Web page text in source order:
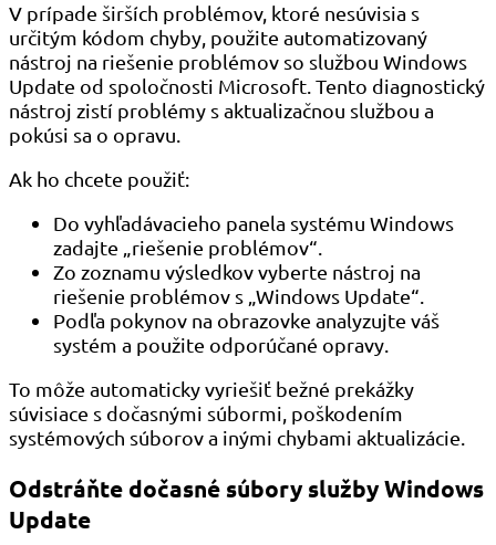
V prípade širších problémov, ktoré nesúvisia s
určitým kódom chyby, použite automatizovaný
nástroj na riešenie problémov so službou Windows
Update od spoločnosti Microsoft. Tento diagnostický
nástroj zistí problémy s aktualizačnou službou a
pokúsi sa o opravu.
Ak ho chcete použiť:
Do vyhľadávacieho panela systému Windows
zadajte „riešenie problémov“.
Zo zoznamu výsledkov vyberte nástroj na
riešenie problémov s „Windows Update“.
Podľa pokynov na obrazovke analyzujte váš
systém a použite odporúčané opravy.
To môže automaticky vyriešiť bežné prekážky
súvisiace s dočasnými súbormi, poškodením
systémových súborov a inými chybami aktualizácie.
Odstráňte dočasné súbory služby Windows
Update